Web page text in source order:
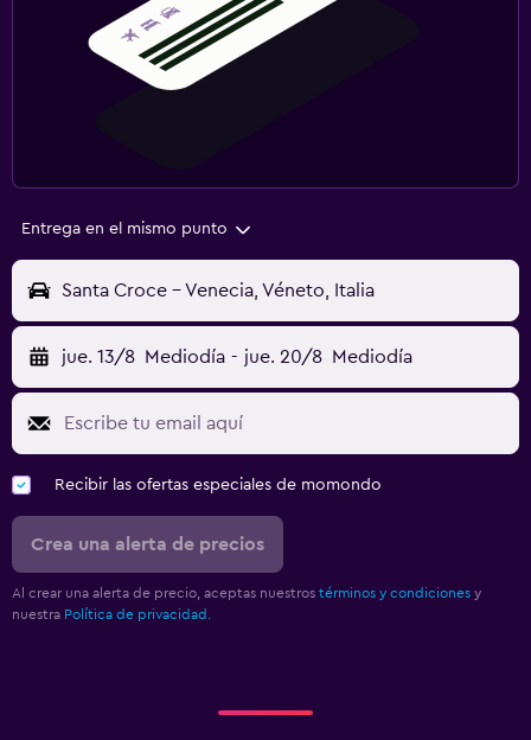
Entrega en el mismo punto
Santa Croce - Venecia, Véneto, Italia
jue. 13/8 Mediodía - jue. 20/8 Mediodía
Recibir las ofertas especiales de momondo
Crea una alerta de precios
Al crear una alerta de precio, aceptas nuestros términos y condiciones y
nuestra Política de privacidad.